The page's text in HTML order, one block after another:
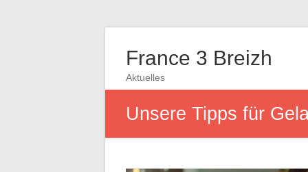
France 3 Breizh
Aktuelles
Unsere Tipps für